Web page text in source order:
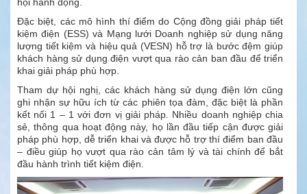
Đặc biệt, các mô hình thí điểm do Cộng đồng giải pháp tiết
kiệm điện (ESS) và Mạng lưới Doanh nghiệp sử dụng năng
lượng tiết kiệm và hiệu quả (VESN) hỗ trợ là bước đệm giúp
khách hàng sử dụng điện vượt qua rào cản ban đầu để triển
khai giải pháp phù hợp.
Tham dự hội nghị, các khách hàng sử dụng điện lớn cũng
ghi nhận sự hữu ích từ các phiên tọa đàm, đặc biệt là phần
kết nối 1 – 1 với đơn vị giải pháp. Nhiều doanh nghiệp chia
sẻ, thông qua hoạt động này, họ lần đầu tiếp cận được giải
pháp phù hợp, dễ triển khai và được hỗ trợ thí điểm ban đầu
– điều giúp họ vượt qua rào cản tâm lý và tài chính để bắt
đầu hành trình tiết kiệm điện.